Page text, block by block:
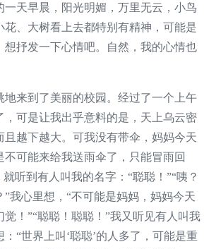
一天早晨，阳光明媚，万里无云，小鸟
花、大树看上去都特别有精神，可能是
想抒发一下心情吧。自然，我的心情也
地来到了美丽的校园。经过了一个上午
，可是让我出乎意料的是，天上乌云密
且越下越大。可我没有带伞，妈妈今天
可能来给我送雨伞了，只能冒雨回
听到有人叫我的名字：“聪聪！”“咦？
我心里想，“不可能是妈妈，妈妈今天
！”“聪聪！聪聪！”我又听见有人叫我
“世界上叫‘聪聪’的人多了，可能是重